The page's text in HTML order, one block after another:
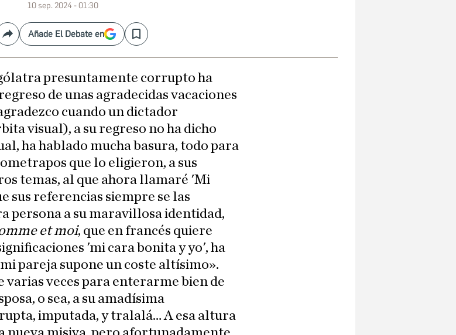
10 sep. 2024 - 01:30
CompartirAñade El Debate en Save
presuntamente corrupto ha
de unas agradecidas vacaciones
cuando un dictador
visual), a su regreso no ha dicho
ha hablado mucha basura, todo para
que lo eligieron, a sus
temas, al que ahora llamaré 'Mi
sus referencias siempre se las
persona a su maravillosa identidad,
et moi, que en francés quiere
'mi cara bonita y yo', ha
pareja supone un coste altísimo».
varias veces para enterarme bien de
o sea, a su amadísima
imputada, y tralalá… A esa altura